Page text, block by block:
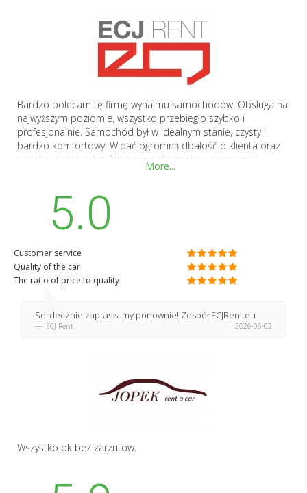
Bardzo polecam tę firmę wynajmu samochodów! Obsługa na
najwyższym poziomie, wszystko przebiegło szybko i
profesjonalnie. Samochód był w idealnym stanie, czysty i
bardzo komfortowy. Widać ogromną dbałość o klienta oraz
wysoką jakość usług. Na pewno skorzystam ponownie!
More...
5.0
Customer service
Quality of the car
The ratio of price to quality
Serdecznie zapraszamy ponownie! Zespół ECJRent.eu
ECJ Rent 2026-06-02
Wszystko ok bez zarzutow.